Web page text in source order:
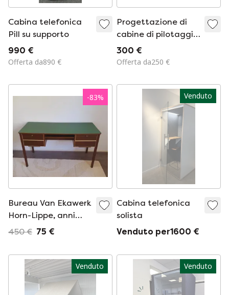
Cabina telefonica
Pill su supporto
990 €
Offerta da890 €
Progettazione di
cabine di pilotaggio
Buzzispace e cabine
telefoniche con
300 €
Offerta da250 €
-83%
Bureau Van Ekawerk
Horn-Lippe, anni
&#39;60
450 € 75 €
Venduto
Cabina telefonica
solista
Venduto per1600 €
Venduto Venduto